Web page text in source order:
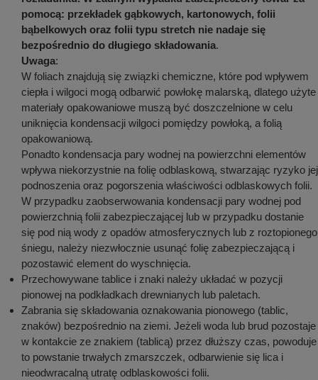
pomocą: przekładek gąbkowych, kartonowych, folii
bąbelkowych oraz folii typu stretch nie nadaje się
bezpośrednio do długiego składowania.
Uwaga:
W foliach znajdują się związki chemiczne, które pod wpływem
ciepła i wilgoci mogą odbarwić powłokę malarską, dlatego użyte
materiały opakowaniowe muszą być doszczelnione w celu
uniknięcia kondensacji wilgoci pomiędzy powłoką, a folią
opakowaniową.
Ponadto kondensacja pary wodnej na powierzchni elementów
wpływa niekorzystnie na folię odblaskową, stwarzając ryzyko jej
podnoszenia oraz pogorszenia właściwości odblaskowych folii.
W przypadku zaobserwowania kondensacji pary wodnej pod
powierzchnią folii zabezpieczającej lub w przypadku dostanie
się pod nią wody z opadów atmosferycznych lub z roztopionego
śniegu, należy niezwłocznie usunąć folię zabezpieczającą i
pozostawić element do wyschnięcia.
Przechowywane tablice i znaki należy układać w pozycji
pionowej na podkładkach drewnianych lub paletach.
Zabrania się składowania oznakowania pionowego (tablic,
znaków) bezpośrednio na ziemi. Jeżeli woda lub brud pozostaje
w kontakcie ze znakiem (tablicą) przez dłuższy czas, powoduje
to powstanie trwałych zmarszczek, odbarwienie się lica i
nieodwracalną utratę odblaskowości folii.